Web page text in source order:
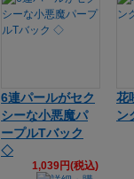
6連パールがセク
シーな小悪魔パ
ープルTバック
◇
1,039円(税込)
花
ン